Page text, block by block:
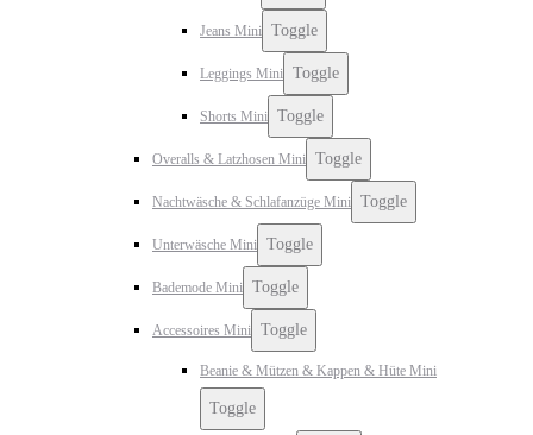
Jeans Mini Toggle
Leggings Mini Toggle
Shorts Mini Toggle
Overalls & Latzhosen Mini Toggle
Nachtwäsche & Schlafanzüge Mini Toggle
Unterwäsche Mini Toggle
Bademode Mini Toggle
Accessoires Mini Toggle
Beanie & Mützen & Kappen & Hüte Mini
Toggle